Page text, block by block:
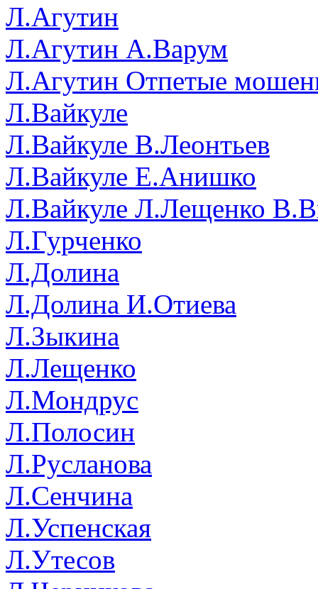
Л.Агутин
Л.Агутин А.Варум
Л.Агутин Отпетые
Л.Вайкуле
Л.Вайкуле В.Леонтьев
Л.Вайкуле Е.Анишко
Л.Вайкуле Л.Лещенко
Л.Гурченко
Л.Долина
Л.Долина И.Отиева
Л.Зыкина
Л.Лещенко
Л.Мондрус
Л.Полосин
Л.Русланова
Л.Сенчина
Л.Успенская
Л.Утесов